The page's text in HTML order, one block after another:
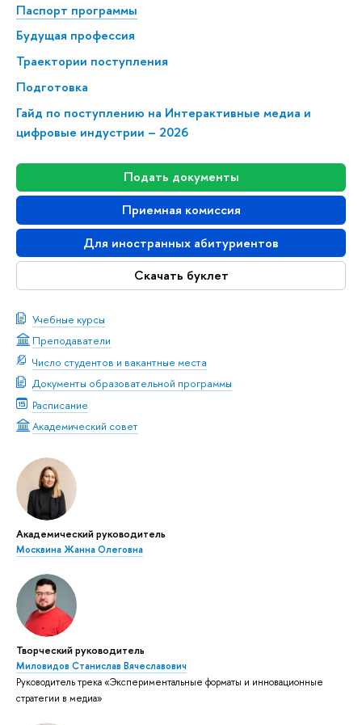
Паспорт программы
Будущая профессия
Траектории поступления
Подготовка
Гайд по поступлению на Интерактивные медиа и
цифровые индустрии – 2026
Подать документы
Приемная комиссия
Для иностранных абитуриентов
Скачать буклет
Учебные курсы
Преподаватели
Число студентов и вакантные места
Документы образовательной программы
Расписание
Академический совет
Академический руководитель
Москвина Жанна Олеговна
Творческий руководитель
Миловидов Станислав Вячеславович
Руководитель трека «Экспериментальные форматы и инновационные
стратегии в медиа»